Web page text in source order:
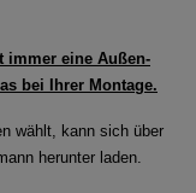
immer eine Außen-
bei Ihrer Montage.
wählt, kann sich über
herunter laden.